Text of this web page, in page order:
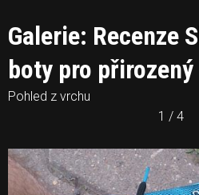
Galerie: Recenze
boty pro přirozený
Pohled z vrchu
1 / 4